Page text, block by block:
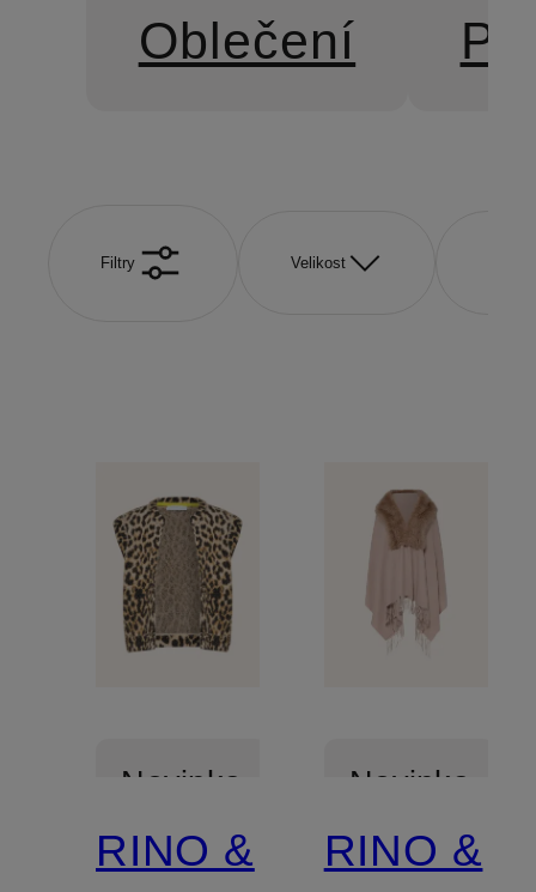
Oblečení
Filtry Velikost
Novinka
RINO &
Novinka
RINO &